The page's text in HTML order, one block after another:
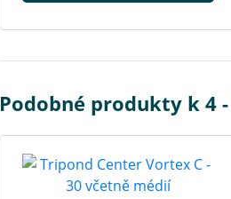
Podobné produkty k 4